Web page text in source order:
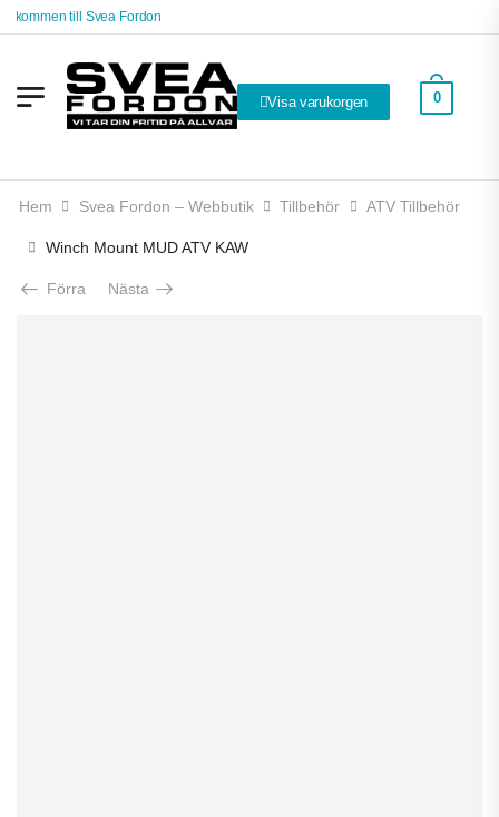
till Svea Fordon
Visa varukorgen 0
Hem Svea Fordon – Webbutik Tillbehör ATV Tillbehör
Winch Mount MUD ATV KAW
Förra Nästa